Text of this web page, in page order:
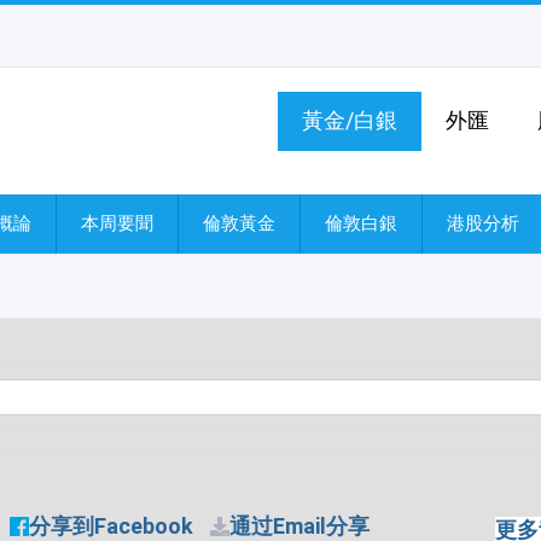
黃金/白銀 外匯
論 本周要聞 倫敦黃金 倫敦白銀 港股分析
分享到Facebook 通过Email分享 更